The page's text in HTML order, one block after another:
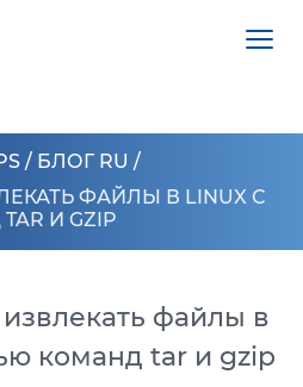
НІДЕРЛАНДИ
/ БЛОГ RU /
ФАЙЛЫ В LINUX С
И GZIP
файлы в
команд tar и gzip